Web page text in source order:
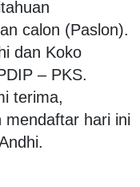
calon (Paslon).
dan Koko
– PKS.
terima,
mendaftar hari ini